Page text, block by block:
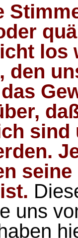
los
den
sind
uns